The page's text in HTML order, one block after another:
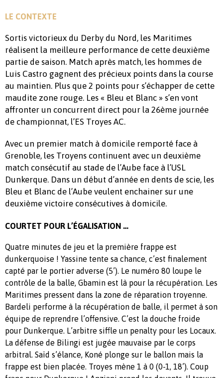
LE CONTEXTE
Sortis victorieux du Derby du Nord, les Maritimes
réalisent la meilleure performance de cette deuxième
partie de saison. Match après match, les hommes de
Luis Castro gagnent des précieux points dans la course
au maintien. Plus que 2 points pour s’échapper de cette
maudite zone rouge. Les « Bleu et Blanc » s’en vont
affronter un concurrent direct pour la 26ème journée
de championnat, l’ES Troyes AC.
Avec un premier match à domicile remporté face à
Grenoble, les Troyens continuent avec un deuxième
match consécutif au stade de l’Aube face à l’USL
Dunkerque. Dans un début d’année en dents de scie, les
Bleu et Blanc de l’Aube veulent enchainer sur une
deuxième victoire consécutives à domicile.
COURTET POUR L’ÉGALISATION …
Quatre minutes de jeu et la première frappe est
dunkerquoise ! Yassine tente sa chance, c’est finalement
capté par le portier adverse (5’). Le numéro 80 loupe le
contrôle de la balle, Gbamin est là pour la récupération. Les
Maritimes pressent dans la zone de réparation troyenne.
Bardeli performe à la récupération de balle, il permet à son
équipe de reprendre l’offensive. C’est la douche froide
pour Dunkerque. L’arbitre siffle un penalty pour les Locaux.
La défense de Bilingi est jugée mauvaise par le corps
arbitral. Saïd s’élance, Koné plonge sur le ballon mais la
frappe est bien placée. Troyes mène 1 à 0 (0-1, 18’). Coup